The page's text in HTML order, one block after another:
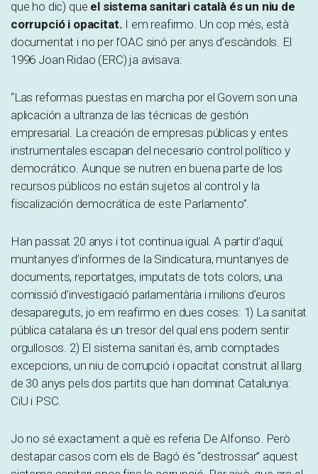
que ho dic) que el sistema sanitari català és un niu de
corrupció i opacitat. I em reafirmo. Un cop més, està
documentat i no per l’OAC sinó per anys d’escàndols. El
1996 Joan Ridao (ERC) ja avisava:
“Las reformas puestas en marcha por el Govern son una
aplicación a ultranza de las técnicas de gestión
empresarial. La creación de empresas públicas y entes
instrumentales escapan del necesario control político y
democrático. Aunque se nutren en buena parte de los
recursos públicos no están sujetos al control y la
fiscalización democrática de este Parlamento”.
Han passat 20 anys i tot continua igual. A partir d’aquí,
muntanyes d’informes de la Sindicatura, muntanyes de
documents, reportatges, imputats de tots colors, una
comissió d’investigació parlamentària i milions d’euros
desapareguts, jo em reafirmo en dues coses: 1) La sanitat
pública catalana és un tresor del qual ens podem sentir
orgullosos. 2) El sistema sanitari és, amb comptades
excepcions, un niu de corrupció i opacitat construït al llarg
de 30 anys pels dos partits que han dominat Catalunya:
CiU i PSC.
Jo no sé exactament a què es referia De Alfonso. Però
destapar casos com els de Bagó és “destrossar” aquest